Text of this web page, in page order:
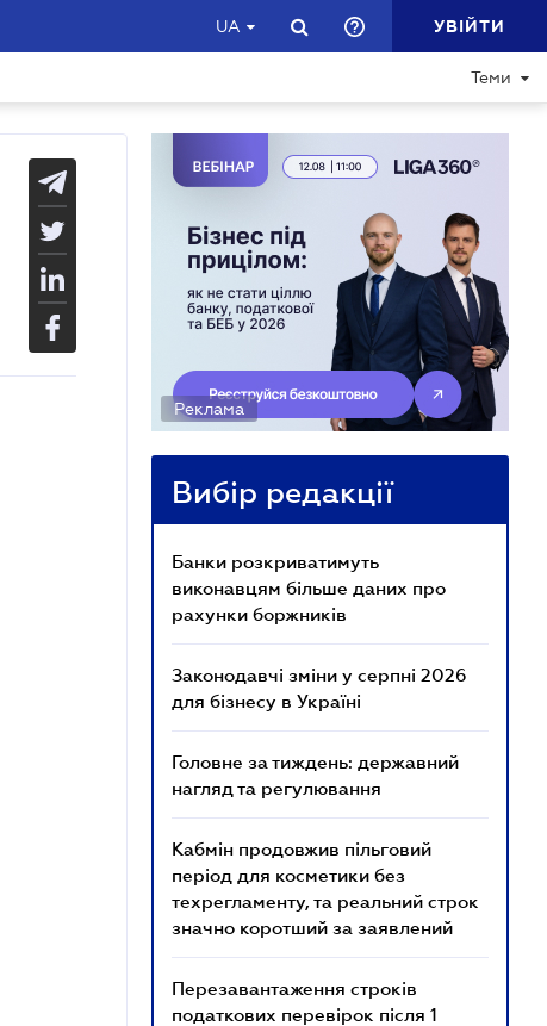
UA УВІЙТИ
Теми
Реклама
Вибір редакції
Банки розкриватимуть
виконавцям більше даних про
рахунки боржників
Законодавчі зміни у серпні 2026
для бізнесу в Україні
Головне за тиждень: державний
нагляд та регулювання
Кабмін продовжив пільговий
період для косметики без
техрегламенту, та реальний строк
значно коротший за заявлений
Перезавантаження строків
податкових перевірок після 1